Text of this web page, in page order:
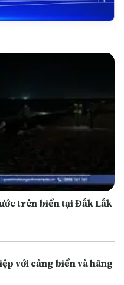
trên biển tại Đắk Lắk
với cảng biển và hãng